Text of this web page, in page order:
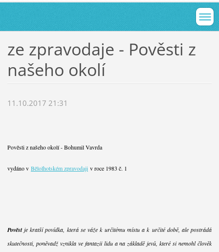
ze zpravodaje - Pověsti z
našeho okolí
11.10.2017 21:31
Pověsti z našeho okolí - Bohumil Vavrda
vydáno v Bělolhotském zpravodaji v roce 1983 č. 1
Pověstje kratší povídka, která se váže k určitému místu a k určité době, ale postrádá
skutečnosti, poněvadž vznikla ve fantazii lidu a na základě jevů, které si nemohl člověk